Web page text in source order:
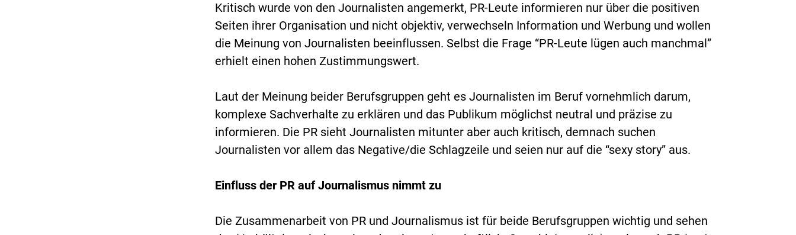
Kritisch wurde von den Journalisten angemerkt, PR-Leute informieren nur über die positiven
Seiten ihrer Organisation und nicht objektiv, verwechseln Information und Werbung und wollen
die Meinung von Journalisten beeinflussen. Selbst die Frage “PR-Leute lügen auch manchmal”
erhielt einen hohen Zustimmungswert.
Laut der Meinung beider Berufsgruppen geht es Journalisten im Beruf vornehmlich darum,
komplexe Sachverhalte zu erklären und das Publikum möglichst neutral und präzise zu
informieren. Die PR sieht Journalisten mitunter aber auch kritisch, demnach suchen
Journalisten vor allem das Negative/die Schlagzeile und seien nur auf die “sexy story” aus.
Einfluss der PR auf Journalismus nimmt zu
Die Zusammenarbeit von PR und Journalismus ist für beide Berufsgruppen wichtig und sehen